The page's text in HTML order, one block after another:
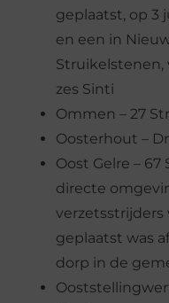
geplaatst, op 3
en een in
Struikelstenen,
zes Sinti
Ommen – 27
Oosterhout –
Oost Gelre –
directe
verzetsstrijders
geplaatst was
dorp in de